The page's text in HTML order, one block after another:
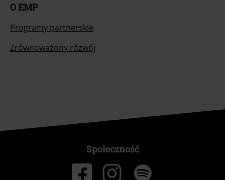
O EMP
Programy partnerskie
Zrównoważony rózwój
Społeczność